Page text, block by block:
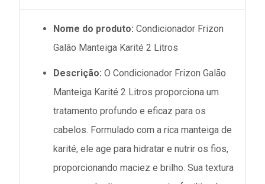
Nome do produto: Condicionador Frizon
Galão Manteiga Karité 2 Litros
Descrição: O Condicionador Frizon Galão
Manteiga Karité 2 Litros proporciona um
tratamento profundo e eficaz para os
cabelos. Formulado com a rica manteiga de
karité, ele age para hidratar e nutrir os fios,
proporcionando maciez e brilho. Sua textura